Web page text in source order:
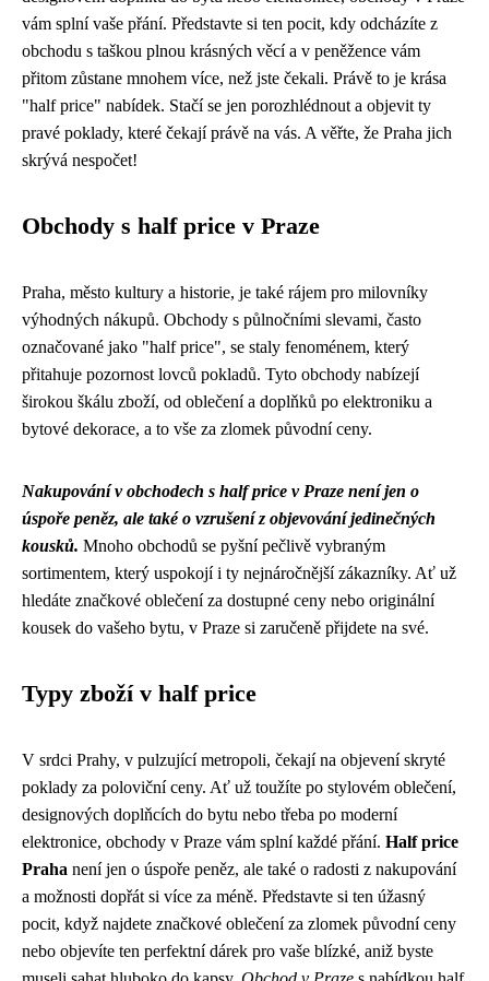
vám splní vaše přání. Představte si ten pocit, kdy odcházíte z
obchodu s taškou plnou krásných věcí a v peněžence vám
přitom zůstane mnohem více, než jste čekali. Právě to je krása
"half price" nabídek. Stačí se jen porozhlédnout a objevit ty
pravé poklady, které čekají právě na vás. A věřte, že Praha jich
skrývá nespočet!
Obchody s half price v Praze
Praha, město kultury a historie, je také rájem pro milovníky
výhodných nákupů. Obchody s půlnočními slevami, často
označované jako "half price", se staly fenoménem, který
přitahuje pozornost lovců pokladů. Tyto obchody nabízejí
širokou škálu zboží, od oblečení a doplňků po elektroniku a
bytové dekorace, a to vše za zlomek původní ceny.
Nakupování v obchodech s half price v Praze není jen o
úspoře peněz, ale také o vzrušení z objevování jedinečných
kousků. Mnoho obchodů se pyšní pečlivě vybraným
sortimentem, který uspokojí i ty nejnáročnější zákazníky. Ať už
hledáte značkové oblečení za dostupné ceny nebo originální
kousek do vašeho bytu, v Praze si zaručeně přijdete na své.
Typy zboží v half price
V srdci Prahy, v pulzující metropoli, čekají na objevení skryté
poklady za poloviční ceny. Ať už toužíte po stylovém oblečení,
designových doplňcích do bytu nebo třeba po moderní
elektronice, obchody v Praze vám splní každé přání. Half price
Praha není jen o úspoře peněz, ale také o radosti z nakupování
a možnosti dopřát si více za méně. Představte si ten úžasný
pocit, když najdete značkové oblečení za zlomek původní ceny
nebo objevíte ten perfektní dárek pro vaše blízké, aniž byste